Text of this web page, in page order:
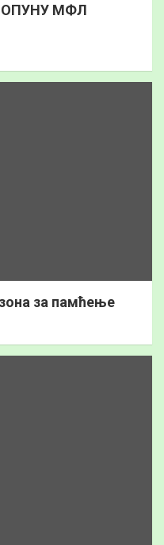
МФЛ
за памћење